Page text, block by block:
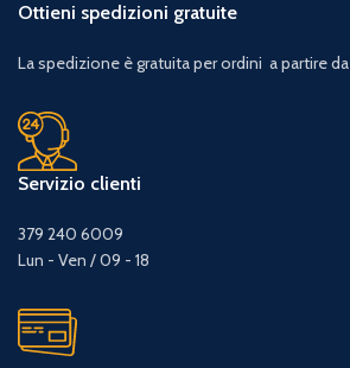
Ottieni spedizioni gratuite
La spedizione è gratuita per ordini a partire
Servizio clienti
379 240 6009
Lun - Ven / 09 - 18